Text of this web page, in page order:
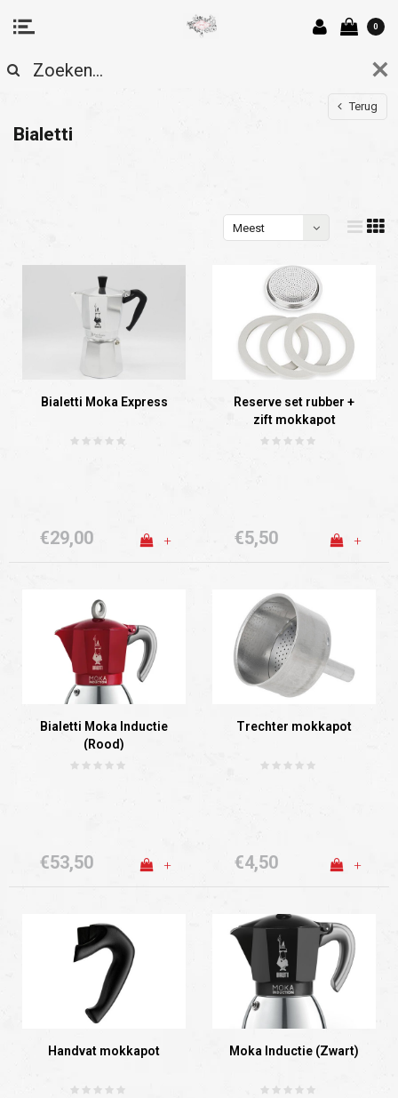
0
Terug
Bialetti
Meest
Bialetti Moka Express
€29,00 +
Reserve set rubber +
zift mokkapot
€5,50 +
Bialetti Moka Inductie
(Rood)
€53,50 +
Trechter mokkapot
€4,50 +
Handvat mokkapot Moka Inductie (Zwart)